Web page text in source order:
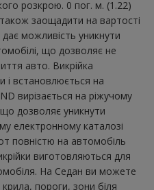
розкрою. 0 пог. м. (1.22)
заощадити на вартості
можливість уникнути
що дозволяє не
авто. Викрійка
і встановлюється на
вирізається на ріжучому
дозволяє уникнути
електронному каталозі
повністю на автомобіль
виготовляються для
На Седан ви можете
крила, пороги, зони біля